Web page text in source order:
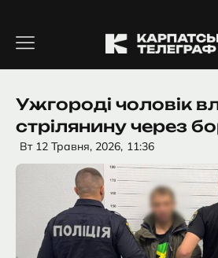
вмісту
Ужгороді чоловік
стрілянину через
Вт 12 Травня, 2026, 11:36